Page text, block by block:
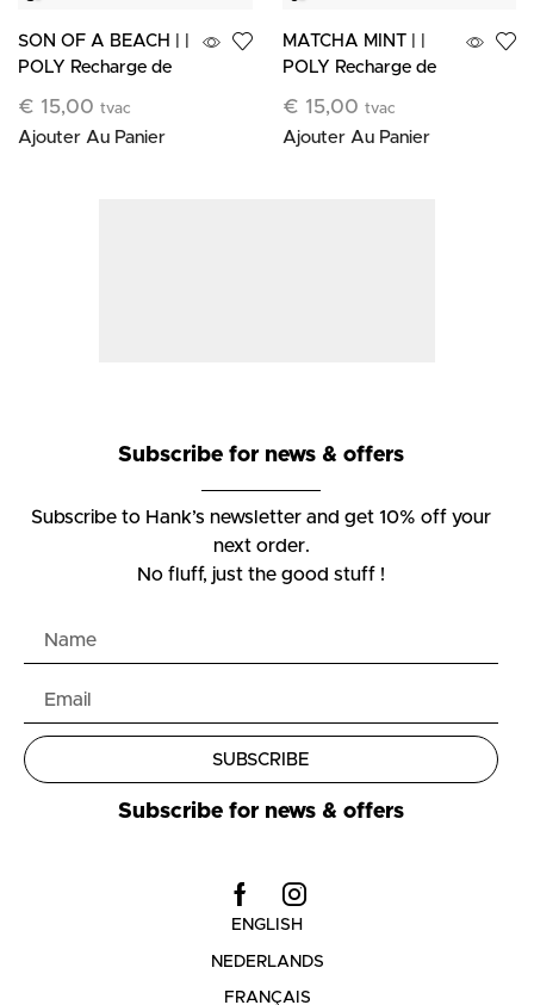
SON OF A BEACH | |
POLY Recharge de
€ 15,00 tvac
Ajouter Au Panier
MATCHA MINT | |
POLY Recharge de
€ 15,00 tvac
Ajouter Au Panier
Subscribe for news & offers
Subscribe to Hank’s newsletter and get 10% off your
next order.
No fluff, just the good stuff !
SUBSCRIBE
Subscribe for news & offers
ENGLISH
NEDERLANDS
FRANÇAIS